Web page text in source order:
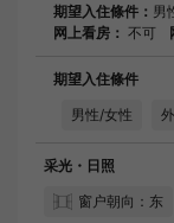
期望入住條件： 男
网上看房： 不可
期望入住條件
男性/女性
采光・日照
窗户朝向：东